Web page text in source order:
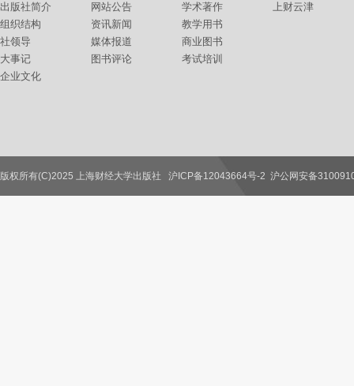
出版社简介
组织结构
社领导
大事记
企业文化
网站公告
资讯新闻
媒体报道
图书评论
学术著作
教学用书
商业图书
考试培训
上财云津
联系我们
版权所有(C)2025 上海财经大学出版社 沪ICP备12043664号-2 沪公网安备